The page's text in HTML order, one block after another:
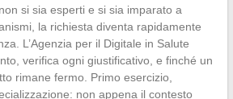
si sia esperti e si sia imparato a
la richiesta diventa rapidamente
L’Agenzia per il Digitale in Salute
verifica ogni giustificativo, e finché un
rimane fermo. Primo esercizio,
non appena il contesto